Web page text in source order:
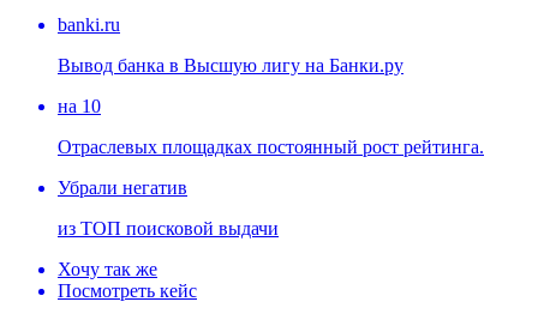
banki.ru
Вывод банка в Высшую лигу на Банки.ру
на 10
Отраслевых площадках постоянный рост рейтинга.
Убрали негатив
из ТОП поисковой выдачи
Хочу так же
Посмотреть кейс